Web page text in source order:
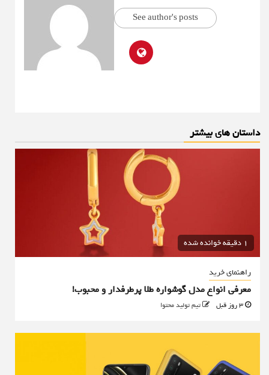
See author's posts
داستان های بیشتر
1 دقیقه خوانده شده
راهنمای خرید
معرفی انواع مدل گوشواره طلا پرطرفدار و محبوب!
تیم تولید محتوا